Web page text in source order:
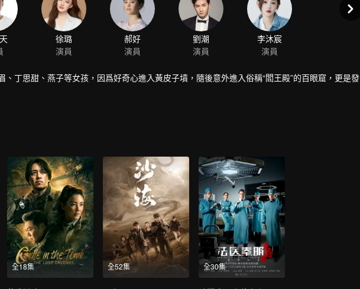
徐璐
演員
郝好
演員
劉潮
演員
李沐宸
演員
丁思甜、燕子等女孩，因爲好奇心進入黃皮子墳，隨後意外進入俗稱“閻王殿”的百眼窟，更是發
全18集 全52集 全30集